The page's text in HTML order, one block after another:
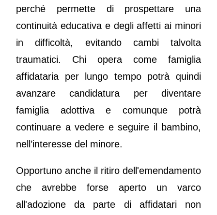
perché permette di prospettare una
continuità educativa e degli affetti ai minori
in difficoltà, evitando cambi talvolta
traumatici. Chi opera come famiglia
affidataria per lungo tempo potrà quindi
avanzare candidatura per diventare
famiglia adottiva e comunque potrà
continuare a vedere e seguire il bambino,
nell’interesse del minore.
Opportuno anche il ritiro dell'emendamento
che avrebbe forse aperto un varco
all'adozione da parte di affidatari non